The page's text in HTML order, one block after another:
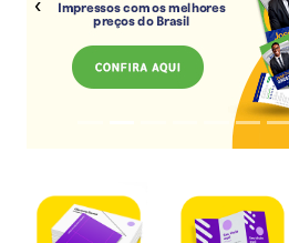
Previous